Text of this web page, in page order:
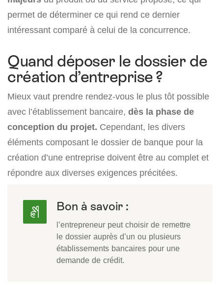
permet de déterminer ce qui rend ce dernier
intéressant comparé à celui de la concurrence.
Quand déposer le dossier de
création d’entreprise ?
Mieux vaut prendre rendez-vous le plus tôt possible
avec l’établissement bancaire, dès la phase de
conception du projet. Cependant, les divers
éléments composant le dossier de banque pour la
création d’une entreprise doivent être au complet et
répondre aux diverses exigences précitées.
Bon à savoir :
l’entrepreneur peut choisir de remettre
le dossier auprès d’un ou plusieurs
établissements bancaires pour une
demande de crédit.